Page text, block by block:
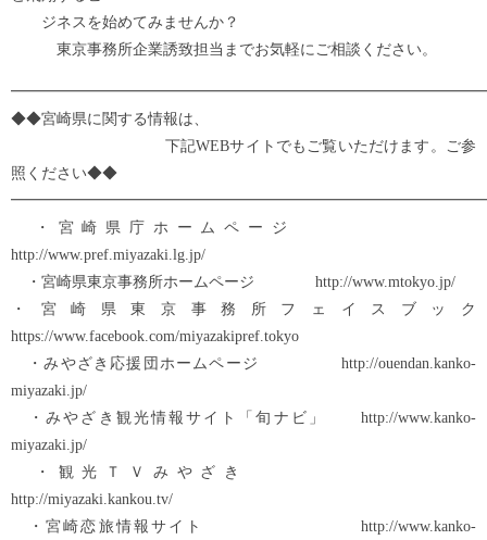
ジネスを始めてみませんか？
東京事務所企業誘致担当までお気軽にご相談ください。
◆◆宮崎県に関する情報は、
下記WEBサイトでもご覧いただけます。ご参
照ください◆◆
・宮崎県庁ホームページ
http://www.pref.miyazaki.lg.jp/
・宮崎県東京事務所ホームページ http://www.mtokyo.jp/
・宮崎県東京事務所フェイスブック
https://www.facebook.com/miyazakipref.tokyo
・みやざき応援団ホームページ http://ouendan.kanko-
miyazaki.jp/
・みやざき観光情報サイト「旬ナビ」 http://www.kanko-
miyazaki.jp/
・観光ＴＶみやざき
http://miyazaki.kankou.tv/
・宮崎恋旅情報サイト http://www.kanko-